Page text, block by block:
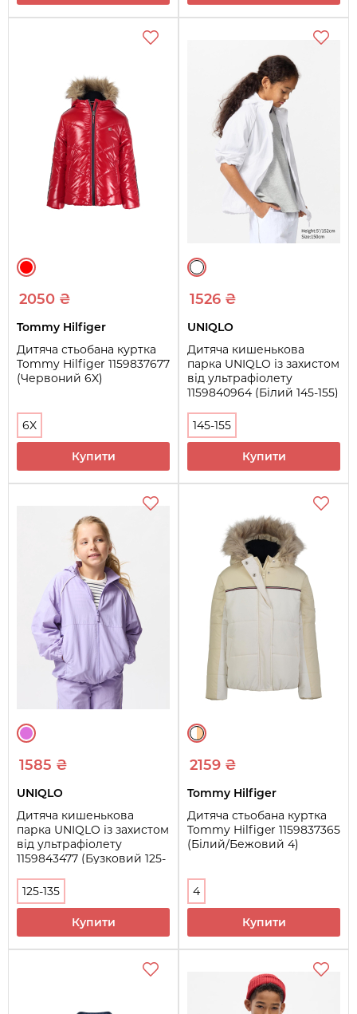
2050 ₴
Tommy Hilfiger
Дитяча стьобана куртка
Tommy Hilfiger 1159837677
(Червоний 6X)
6X
Купити
1526 ₴
UNIQLO
Дитяча кишенькова
парка UNIQLO із захистом
від ультрафіолету
1159840964 (Білий 145-155)
145-155
Купити
1585 ₴
UNIQLO
Дитяча кишенькова
парка UNIQLO із захистом
від ультрафіолету
1159843477 (Бузковий 125-
125-135
Купити
2159 ₴
Tommy Hilfiger
Дитяча стьобана куртка
Tommy Hilfiger 1159837365
(Білий/Бежовий 4)
4
Купити